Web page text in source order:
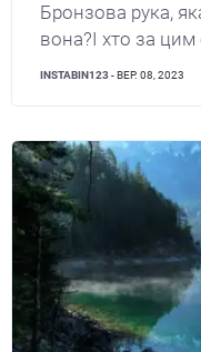
Бронзова рука,
вона?І хто за цим
INSTABIN123 - ВЕР. 08, 2023